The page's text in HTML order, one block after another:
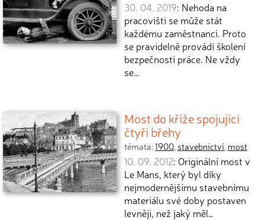
30. 04. 2019: Nehoda na
pracovišti se může stát
každému zaměstnanci. Proto
se pravidelně provádí školení
bezpečnosti práce. Ne vždy
se…
Most do kříže spojující
čtyři břehy
témata:1900, stavebnictví, most
10. 09. 2012: Originální most v
Le Mans, který byl díky
nejmodernějšímu stavebnímu
materiálu své doby postaven
levněji, než jaký měl…